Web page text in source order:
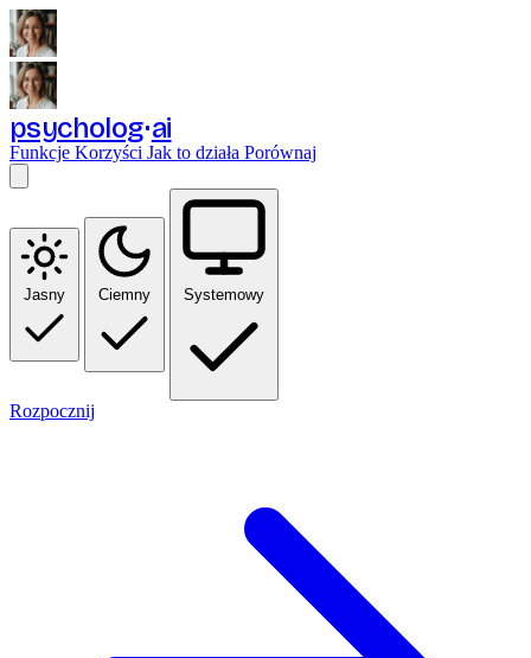
psycholog ai
Funkcje Korzyści Jak to działa Porównaj
Jasny Ciemny Systemowy
Rozpocznij